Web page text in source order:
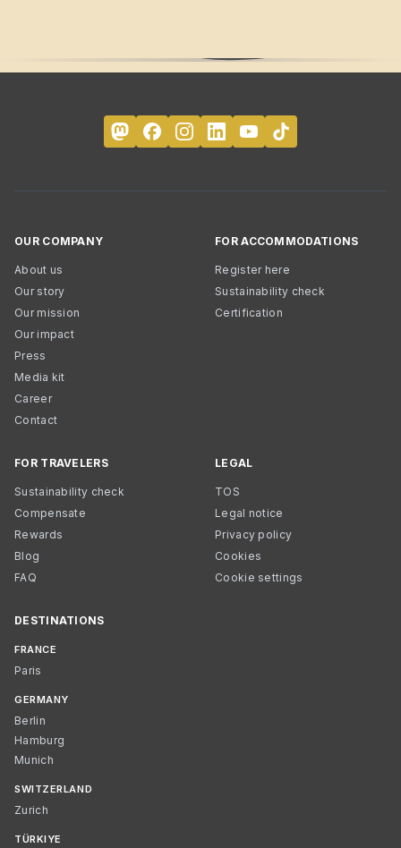
OUR COMPANY
About us
Our story
Our mission
Our impact
Press
Media kit
Career
Contact
FOR ACCOMMODATIONS
Register here
Sustainability check
Certification
FOR TRAVELERS
Sustainability check
Compensate
Rewards
Blog
FAQ
LEGAL
TOS
Legal notice
Privacy policy
Cookies
Cookie settings
DESTINATIONS
FRANCE
Paris
GERMANY
Berlin
Hamburg
Munich
SWITZERLAND
Zurich
TÜRKIYE